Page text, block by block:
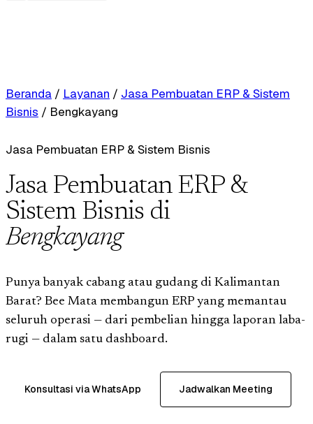
Beranda / Layanan / Jasa Pembuatan ERP & Sistem
Bisnis / Bengkayang
Jasa Pembuatan ERP & Sistem Bisnis
Jasa Pembuatan ERP &
Sistem Bisnis di
Bengkayang
Punya banyak cabang atau gudang di Kalimantan
Barat? Bee Mata membangun ERP yang memantau
seluruh operasi — dari pembelian hingga laporan laba-
rugi — dalam satu dashboard.
Konsultasi via WhatsApp Jadwalkan Meeting